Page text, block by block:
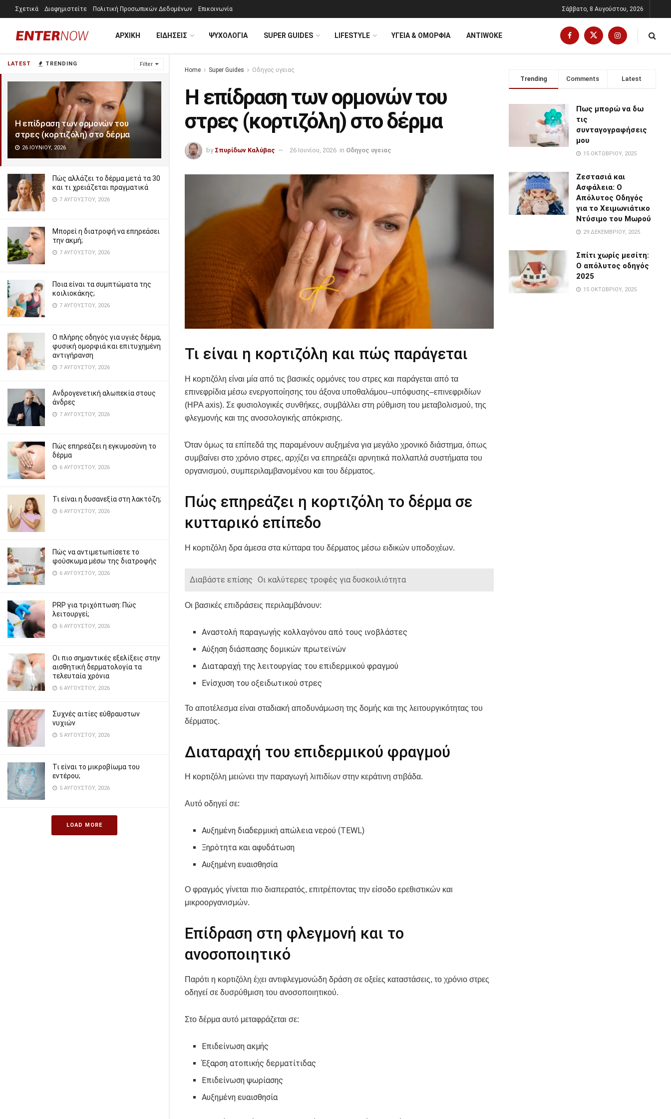
LATEST TRENDING Filter
Η επίδραση των ορμονών του
στρες (κορτιζόλη) στο δέρμα
26 ΙΟΥΝΊΟΥ, 2026
Πώς αλλάζει το δέρμα μετά τα 30
και τι χρειάζεται πραγματικά
7 ΑΥΓΟΎΣΤΟΥ, 2026
Μπορεί η διατροφή να επηρεάσει
την ακμή;
7 ΑΥΓΟΎΣΤΟΥ, 2026
Ποια είναι τα συμπτώματα της
κοιλιοκάκης;
7 ΑΥΓΟΎΣΤΟΥ, 2026
Ο πλήρης οδηγός για υγιές δέρμα,
φυσική ομορφιά και επιτυχημένη
αντιγήρανση
7 ΑΥΓΟΎΣΤΟΥ, 2026
Ανδρογενετική αλωπεκία στους
άνδρες
7 ΑΥΓΟΎΣΤΟΥ, 2026
Πώς επηρεάζει η εγκυμοσύνη το
δέρμα
6 ΑΥΓΟΎΣΤΟΥ, 2026
Τι είναι η δυσανεξία στη λακτόζη;
6 ΑΥΓΟΎΣΤΟΥ, 2026
Πώς να αντιμετωπίσετε το
φούσκωμα μέσω της διατροφής
6 ΑΥΓΟΎΣΤΟΥ, 2026
PRP για τριχόπτωση: Πώς
λειτουργεί;
6 ΑΥΓΟΎΣΤΟΥ, 2026
Οι πιο σημαντικές εξελίξεις στην
αισθητική δερματολογία τα
τελευταία χρόνια
6 ΑΥΓΟΎΣΤΟΥ, 2026
Συχνές αιτίες εύθραυστων
νυχιών
5 ΑΥΓΟΎΣΤΟΥ, 2026
Τι είναι το μικροβίωμα του
εντέρου;
5 ΑΥΓΟΎΣΤΟΥ, 2026
LOAD MORE
Σχετικά Διαφημιστείτε Πολιτική Προσωπικών Δεδομένων Επικοινωνία Σάββατο, 8 Αυγούστου, 2026
ΑΡΧΙΚΗ ΕΙΔΗΣΕΙΣ ΨΥΧΟΛΟΓΊΑ SUPER GUIDES LIFESTYLE ΥΓΕΙΑ & ΟΜΟΡΦΙΑ ANTIWOKE
Home Super Guides Οδηγος υγειας
Η επίδραση των ορμονών του
στρες (κορτιζόλη) στο δέρμα
by Σπυρίδων Καλύβας 26 Ιουνίου, 2026 in Οδηγος υγειας
Τι είναι η κορτιζόλη και πώς παράγεται
Η κορτιζόλη είναι μία από τις βασικές ορμόνες του στρες και παράγεται από τα
επινεφρίδια μέσω ενεργοποίησης του άξονα υποθαλάμου–υπόφυσης–επινεφριδίων
(HPA axis). Σε φυσιολογικές συνθήκες, συμβάλλει στη ρύθμιση του μεταβολισμού, της
φλεγμονής και της ανοσολογικής απόκρισης.
Όταν όμως τα επίπεδά της παραμένουν αυξημένα για μεγάλο χρονικό διάστημα, όπως
συμβαίνει στο χρόνιο στρες, αρχίζει να επηρεάζει αρνητικά πολλαπλά συστήματα του
οργανισμού, συμπεριλαμβανομένου και του δέρματος.
Πώς επηρεάζει η κορτιζόλη το δέρμα σε
κυτταρικό επίπεδο
Η κορτιζόλη δρα άμεσα στα κύτταρα του δέρματος μέσω ειδικών υποδοχέων.
Διαβάστε επίσης Οι καλύτερες τροφές για δυσκοιλιότητα
Οι βασικές επιδράσεις περιλαμβάνουν:
Αναστολή παραγωγής κολλαγόνου από τους ινοβλάστες
Αύξηση διάσπασης δομικών πρωτεϊνών
Διαταραχή της λειτουργίας του επιδερμικού φραγμού
Ενίσχυση του οξειδωτικού στρες
Το αποτέλεσμα είναι σταδιακή αποδυνάμωση της δομής και της λειτουργικότητας του
δέρματος.
Διαταραχή του επιδερμικού φραγμού
Η κορτιζόλη μειώνει την παραγωγή λιπιδίων στην κεράτινη στιβάδα.
Αυτό οδηγεί σε:
Αυξημένη διαδερμική απώλεια νερού (TEWL)
Ξηρότητα και αφυδάτωση
Αυξημένη ευαισθησία
Ο φραγμός γίνεται πιο διαπερατός, επιτρέποντας την είσοδο ερεθιστικών και
μικροοργανισμών.
Επίδραση στη φλεγμονή και το
ανοσοποιητικό
Παρότι η κορτιζόλη έχει αντιφλεγμονώδη δράση σε οξείες καταστάσεις, το χρόνιο στρες
οδηγεί σε δυσρύθμιση του ανοσοποιητικού.
Στο δέρμα αυτό μεταφράζεται σε:
Επιδείνωση ακμής
Έξαρση ατοπικής δερματίτιδας
Επιδείνωση ψωρίασης
Αυξημένη ευαισθησία
Trending Comments Latest
Πως μπορώ να δω
τις
συνταγογραφήσεις
μου
15 ΟΚΤΩΒΡΊΟΥ, 2025
Ζεστασιά και
Ασφάλεια: Ο
Απόλυτος Οδηγός
για το Χειμωνιάτικο
Ντύσιμο του Μωρού
29 ΔΕΚΕΜΒΡΊΟΥ, 2025
Σπίτι χωρίς μεσίτη:
Ο απόλυτος οδηγός
2025
15 ΟΚΤΩΒΡΊΟΥ, 2025